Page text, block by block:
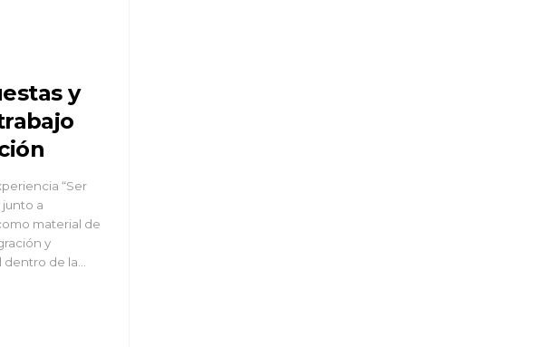
y
“Ser
junto a
material de
y
de la...